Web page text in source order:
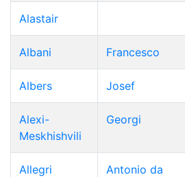
Alastair
Albani Francesco
Albers Josef
Alexi-
Meskhishvili
Georgi
Allegri
Antonio da